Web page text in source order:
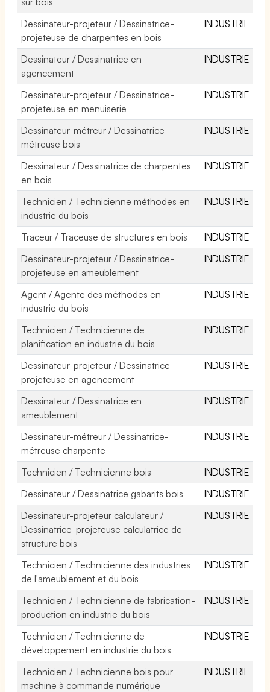
Dessinateur-projeteur / Dessinatrice-
projeteuse de charpentes en bois
INDUSTRIE
Dessinateur / Dessinatrice en
agencement
INDUSTRIE
Dessinateur-projeteur / Dessinatrice-
projeteuse en menuiserie
INDUSTRIE
Dessinateur-métreur / Dessinatrice-
métreuse bois
INDUSTRIE
Dessinateur / Dessinatrice de charpentes
en bois
INDUSTRIE
Technicien / Technicienne méthodes en
industrie du bois
INDUSTRIE
Traceur / Traceuse de structures en bois
INDUSTRIE
Dessinateur-projeteur / Dessinatrice-
projeteuse en ameublement
INDUSTRIE
Agent / Agente des méthodes en
industrie du bois
INDUSTRIE
Technicien / Technicienne de
planification en industrie du bois
INDUSTRIE
Dessinateur-projeteur / Dessinatrice-
projeteuse en agencement
INDUSTRIE
Dessinateur / Dessinatrice en
ameublement
INDUSTRIE
Dessinateur-métreur / Dessinatrice-
métreuse charpente
INDUSTRIE
Technicien / Technicienne bois
INDUSTRIE
Dessinateur / Dessinatrice gabarits bois
INDUSTRIE
Dessinateur-projeteur calculateur /
Dessinatrice-projeteuse calculatrice de
structure bois
INDUSTRIE
Technicien / Technicienne des industries
de l'ameublement et du bois
INDUSTRIE
Technicien / Technicienne de fabrication-
production en industrie du bois
INDUSTRIE
Technicien / Technicienne de
développement en industrie du bois
INDUSTRIE
Technicien / Technicienne bois pour
machine à commande numérique
INDUSTRIE